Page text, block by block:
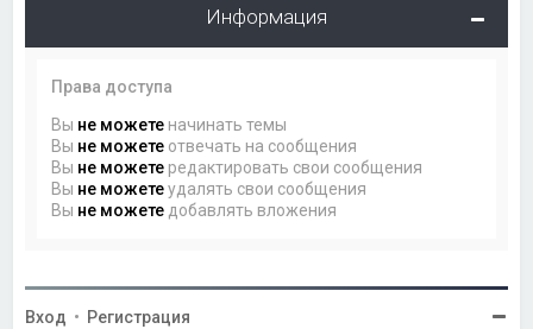
Информация
Права доступа
Вы не можете начинать темы
Вы не можете отвечать на сообщения
Вы не можете редактировать свои сообщения
Вы не можетеудалять свои сообщения
Вы не можете добавлять вложения
Вход • Регистрация